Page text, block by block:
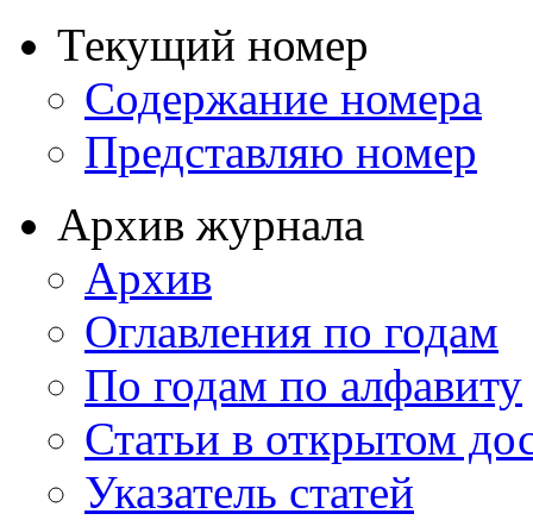
Текущий номер
Содержание номера
Представляю номер
Архив журнала
Архив
Оглавления по годам
По годам по алфавиту
Статьи в открытом
Указатель статей